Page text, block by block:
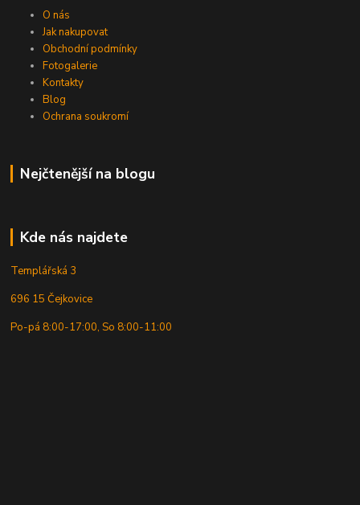
O nás
Jak nakupovat
Obchodní podmínky
Fotogalerie
Kontakty
Blog
Ochrana soukromí
Nejčtenější na blogu
Kde nás najdete
Templářská 3
696 15 Čejkovice
Po-pá 8:00-17:00, So 8:00-11:00